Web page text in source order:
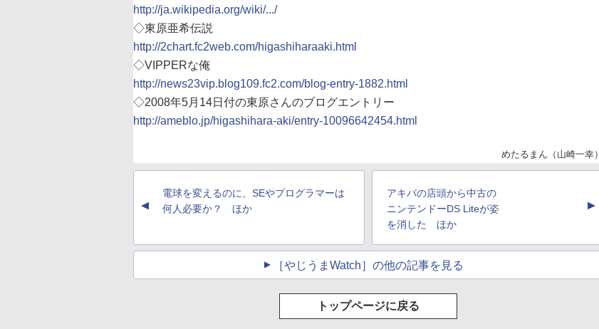
http://ja.wikipedia.org/wiki/.../
◇東原亜希伝説
http://2chart.fc2web.com/higashiharaaki.html
◇VIPPERな俺
http://news23vip.blog109.fc2.com/blog-entry-1882.html
◇2008年5月14日付の東原さんのブログエントリー
http://ameblo.jp/higashihara-aki/entry-10096642454.html
めたるまん（山崎一幸）
▲
電球を変えるのに、SEやプログラマーは
何人必要か？ ほか
アキバの店頭から中古の
ニンテンドーDS Liteが姿
を消した ほか
▲
［やじうまWatch］の他の記事を見る
トップページに戻る